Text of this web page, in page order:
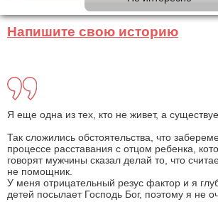
Напишите свою историю
Я еще одна из тех, кто не живет, а
Так сложились обстоятельства, что
процессе расставания с отцом ребенка,
говорят мужчины сказал делай то, что
не помощник.
У меня отрицательный резус фактор и я
детей посылает Господь Бог, поэтому я не